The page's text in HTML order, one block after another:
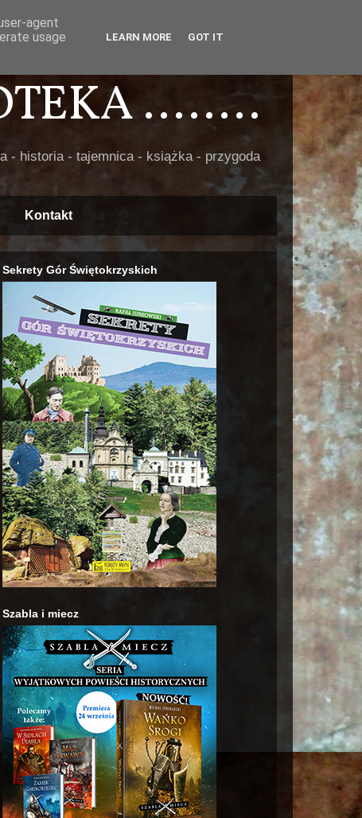
........
- historia - tajemnica - książka - przygoda
Kontakt
Sekrety Gór Świętokrzyskich
Szabla i miecz
agent
usage
LEARN MORE GOT IT